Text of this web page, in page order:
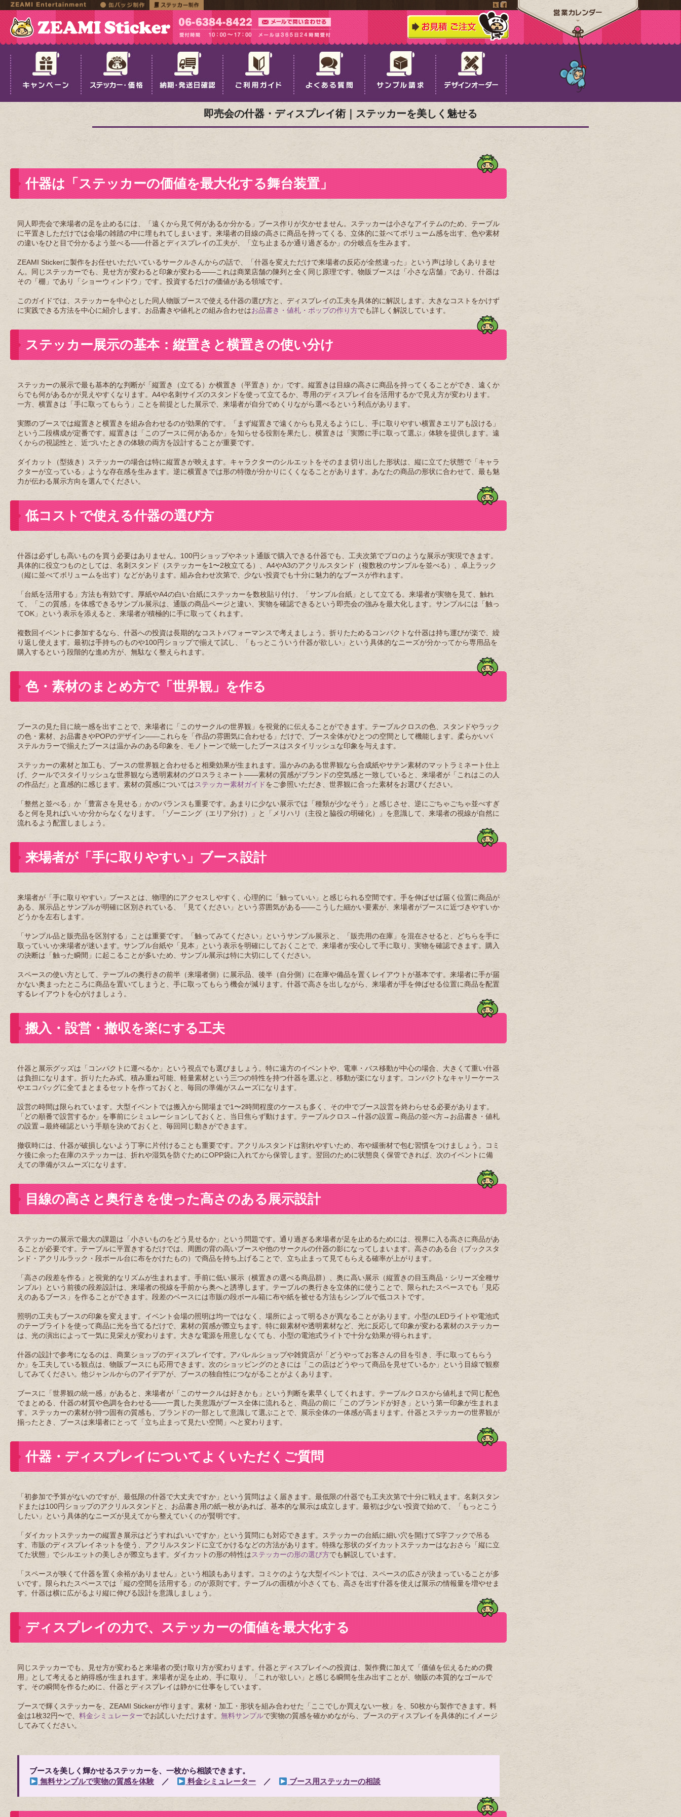
即売会の什器・ディスプレイ術｜ステッカーを美しく魅せる
什器は「ステッカーの価値を最大化する舞台装置」
同人即売会で来場者の足を止めるには、「遠くから見て何があるか分かる」ブース作りが欠かせません。ステッカーは小さなアイテムのため、テーブル
に平置きしただけでは会場の雑踏の中に埋もれてしまいます。来場者の目線の高さに商品を持ってくる、立体的に並べてボリューム感を出す、色や素材
の違いをひと目で分かるよう並べる——什器とディスプレイの工夫が、「立ち止まるか通り過ぎるか」の分岐点を生みます。
ZEAMI Stickerに製作をお任せいただいているサークルさんからの話で、「什器を変えただけで来場者の反応が全然違った」という声は珍しくありませ
ん。同じステッカーでも、見せ方が変わると印象が変わる——これは商業店舗の陳列と全く同じ原理です。物販ブースは「小さな店舗」であり、什器は
その「棚」であり「ショーウィンドウ」です。投資するだけの価値がある領域です。
このガイドでは、ステッカーを中心とした同人物販ブースで使える什器の選び方と、ディスプレイの工夫を具体的に解説します。大きなコストをかけず
に実践できる方法を中心に紹介します。お品書きや値札との組み合わせはお品書き・値札・ポップの作り方でも詳しく解説しています。
ステッカー展示の基本：縦置きと横置きの使い分け
ステッカーの展示で最も基本的な判断が「縦置き（立てる）か横置き（平置き）か」です。縦置きは目線の高さに商品を持ってくることができ、遠くか
らでも何があるかが見えやすくなります。A4や名刺サイズのスタンドを使って立てるか、専用のディスプレイ台を活用するかで見え方が変わります。
一方、横置きは「手に取ってもらう」ことを前提とした展示で、来場者が自分でめくりながら選べるという利点があります。
実際のブースでは縦置きと横置きを組み合わせるのが効果的です。「まず縦置きで遠くからも見えるようにし、手に取りやすい横置きエリアも設ける」
という二段構成が定番です。縦置きは「このブースに何があるか」を知らせる役割を果たし、横置きは「実際に手に取って選ぶ」体験を提供します。遠
くからの視認性と、近づいたときの体験の両方を設計することが重要です。
ダイカット（型抜き）ステッカーの場合は特に縦置きが映えます。キャラクターのシルエットをそのまま切り出した形状は、縦に立てた状態で「キャラ
クターが立っている」ような存在感を生みます。逆に横置きでは形の特徴が分かりにくくなることがあります。あなたの商品の形状に合わせて、最も魅
力が伝わる展示方向を選んでください。
低コストで使える什器の選び方
什器は必ずしも高いものを買う必要はありません。100円ショップやネット通販で購入できる什器でも、工夫次第でプロのような展示が実現できます。
具体的に役立つものとしては、名刺スタンド（ステッカーを1〜2枚立てる）、A4やA3のアクリルスタンド（複数枚のサンプルを並べる）、卓上ラック
（縦に並べてボリュームを出す）などがあります。組み合わせ次第で、少ない投資でも十分に魅力的なブースが作れます。
「台紙を活用する」方法も有効です。厚紙やA4の白い台紙にステッカーを数枚貼り付け、「サンプル台紙」として立てる。来場者が実物を見て、触れ
て、「この質感」を体感できるサンプル展示は、通販の商品ページと違い、実物を確認できるという即売会の強みを最大化します。サンプルには「触っ
てOK」という表示を添えると、来場者が積極的に手に取ってくれます。
複数回イベントに参加するなら、什器への投資は長期的なコストパフォーマンスで考えましょう。折りたためるコンパクトな什器は持ち運びが楽で、繰
り返し使えます。最初は手持ちのものや100円ショップで揃えて試し、「もっとこういう什器が欲しい」という具体的なニーズが分かってから専用品を
購入するという段階的な進め方が、無駄なく整えられます。
色・素材のまとめ方で「世界観」を作る
ブースの見た目に統一感を出すことで、来場者に「このサークルの世界観」を視覚的に伝えることができます。テーブルクロスの色、スタンドやラック
の色・素材、お品書きやPOPのデザイン——これらを「作品の雰囲気に合わせる」だけで、ブース全体がひとつの空間として機能します。柔らかいパ
ステルカラーで揃えたブースは温かみのある印象を、モノトーンで統一したブースはスタイリッシュな印象を与えます。
ステッカーの素材と加工も、ブースの世界観と合わせると相乗効果が生まれます。温かみのある世界観なら合成紙やサテン素材のマットラミネート仕上
げ、クールでスタイリッシュな世界観なら透明素材のグロスラミネート——素材の質感がブランドの空気感と一致していると、来場者が「これはこの人
の作品だ」と直感的に感じます。素材の質感についてはステッカー素材ガイドをご参照いただき、世界観に合った素材をお選びください。
「整然と並べる」か「豊富さを見せる」かのバランスも重要です。あまりに少ない展示では「種類が少なそう」と感じさせ、逆にごちゃごちゃ並べすぎ
ると何を見ればいいか分からなくなります。「ゾーニング（エリア分け）」と「メリハリ（主役と脇役の明確化）」を意識して、来場者の視線が自然に
流れるよう配置しましょう。
来場者が「手に取りやすい」ブース設計
来場者が「手に取りやすい」ブースとは、物理的にアクセスしやすく、心理的に「触っていい」と感じられる空間です。手を伸ばせば届く位置に商品が
ある、展示品とサンプルが明確に区別されている、「見てください」という雰囲気がある——こうした細かい要素が、来場者がブースに近づきやすいか
どうかを左右します。
「サンプル品と販売品を区別する」ことは重要です。「触ってみてください」というサンプル展示と、「販売用の在庫」を混在させると、どちらを手に
取っていいか来場者が迷います。サンプル台紙や「見本」という表示を明確にしておくことで、来場者が安心して手に取り、実物を確認できます。購入
の決断は「触った瞬間」に起こることが多いため、サンプル展示は特に大切にしてください。
スペースの使い方として、テーブルの奥行きの前半（来場者側）に展示品、後半（自分側）に在庫や備品を置くレイアウトが基本です。来場者に手が届
かない奥まったところに商品を置いてしまうと、手に取ってもらう機会が減ります。什器で高さを出しながら、来場者が手を伸ばせる位置に商品を配置
するレイアウトを心がけましょう。
搬入・設営・撤収を楽にする工夫
什器と展示グッズは「コンパクトに運べるか」という視点でも選びましょう。特に遠方のイベントや、電車・バス移動が中心の場合、大きくて重い什器
は負担になります。折りたたみ式、積み重ね可能、軽量素材という三つの特性を持つ什器を選ぶと、移動が楽になります。コンパクトなキャリーケース
やエコバッグに全てまとまるセットを作っておくと、毎回の準備がスムーズになります。
設営の時間は限られています。大型イベントでは搬入から開場まで1〜2時間程度のケースも多く、その中でブース設営を終わらせる必要があります。
「どの順番で設営するか」を事前にシミュレーションしておくと、当日焦らず動けます。テーブルクロス→什器の設置→商品の並べ方→お品書き・値札
の設置→最終確認という手順を決めておくと、毎回同じ動きができます。
撤収時には、什器が破損しないよう丁寧に片付けることも重要です。アクリルスタンドは割れやすいため、布や緩衝材で包む習慣をつけましょう。コミ
ケ後に余った在庫のステッカーは、折れや湿気を防ぐためにOPP袋に入れてから保管します。翌回のために状態良く保管できれば、次のイベントに備
えての準備がスムーズになります。
目線の高さと奥行きを使った高さのある展示設計
ステッカーの展示で最大の課題は「小さいものをどう見せるか」という問題です。通り過ぎる来場者が足を止めるためには、視界に入る高さに商品があ
ることが必要です。テーブルに平置きするだけでは、周囲の背の高いブースや他のサークルの什器の影になってしまいます。高さのある台（ブックスタ
ンド・アクリルラック・段ボール台に布をかけたもの）で商品を持ち上げることで、立ち止まって見てもらえる確率が上がります。
「高さの段差を作る」と視覚的なリズムが生まれます。手前に低い展示（横置きの選べる商品群）、奥に高い展示（縦置きの目玉商品・シリーズ全種サ
ンプル）という前後の段差設計は、来場者の視線を手前から奥へと誘導します。テーブルの奥行きを立体的に使うことで、限られたスペースでも「見応
えのあるブース」を作ることができます。段差のベースには市販の段ボール箱に布や紙を被せる方法もシンプルで低コストです。
照明の工夫もブースの印象を変えます。イベント会場の照明は均一ではなく、場所によって明るさが異なることがあります。小型のLEDライトや電池式
のテープライトを使って商品に光を当てるだけで、素材の質感が際立ちます。特に銀素材や透明素材など、光に反応して印象が変わる素材のステッカー
は、光の演出によって一気に見栄えが変わります。大きな電源を用意しなくても、小型の電池式ライトで十分な効果が得られます。
什器の設計で参考になるのは、商業ショップのディスプレイです。アパレルショップや雑貨店が「どうやってお客さんの目を引き、手に取ってもらう
か」を工夫している観点は、物販ブースにも応用できます。次のショッピングのときには「この店はどうやって商品を見せているか」という目線で観察
してみてください。他ジャンルからのアイデアが、ブースの独自性につながることがよくあります。
ブースに「世界観の統一感」があると、来場者が「このサークルは好きかも」という判断を素早くしてくれます。テーブルクロスから値札まで同じ配色
でまとめる、什器の材質や色調を合わせる——一貫した美意識がブース全体に流れると、商品の前に「このブランドが好き」という第一印象が生まれま
す。ステッカーの素材が持つ固有の質感も、ブランドの一部として意識して選ぶことで、展示全体の一体感が高まります。什器とステッカーの世界観が
揃ったとき、ブースは来場者にとって「立ち止まって見たい空間」へと変わります。
什器・ディスプレイについてよくいただくご質問
「初参加で予算がないのですが、最低限の什器で大丈夫ですか」という質問はよく届きます。最低限の什器でも工夫次第で十分に戦えます。名刺スタン
ドまたは100円ショップのアクリルスタンドと、お品書き用の紙一枚があれば、基本的な展示は成立します。最初は少ない投資で始めて、「もっとこう
したい」という具体的なニーズが見えてから整えていくのが賢明です。
「ダイカットステッカーの縦置き展示はどうすればいいですか」という質問にも対応できます。ステッカーの台紙に細い穴を開けてS字フックで吊る
す、市販のディスプレイネットを使う、アクリルスタンドに立てかけるなどの方法があります。特殊な形状のダイカットステッカーはなおさら「縦に立
てた状態」でシルエットの美しさが際立ちます。ダイカットの形の特性はステッカーの形の選び方でも解説しています。
「スペースが狭くて什器を置く余裕がありません」という相談もあります。コミケのような大型イベントでは、スペースの広さが決まっていることが多
いです。限られたスペースでは「縦の空間を活用する」のが原則です。テーブルの面積が小さくても、高さを出す什器を使えば展示の情報量を増やせま
す。什器は横に広がるより縦に伸びる設計を意識しましょう。
ディスプレイの力で、ステッカーの価値を最大化する
同じステッカーでも、見せ方が変わると来場者の受け取り方が変わります。什器とディスプレイへの投資は、製作費に加えて「価値を伝えるための費
用」として考えると納得感が生まれます。来場者が足を止め、手に取り、「これが欲しい」と感じる瞬間を生み出すことが、物販の本質的なゴールで
す。その瞬間を作るために、什器とディスプレイは静かに仕事をしています。
ブースで輝くステッカーを、ZEAMI Stickerが作ります。素材・加工・形状を組み合わせた「ここでしか買えない一枚」を、50枚から製作できます。料
金は1枚32円〜で、 料金シミュレーターでお試しいただけます。 無料サンプルで実物の質感を確かめながら、ブースのディスプレイを具体的にイメージ
してみてください。
ブースを美しく輝かせるステッカーを、一枚から相談できます。
無料サンプルで実物の質感を体験 ／ 料金シミュレーター ／ ブース用ステッカーの相談